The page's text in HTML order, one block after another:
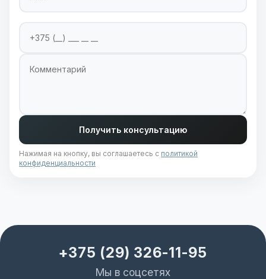
Получить консультацию
Нажимая на кнопку, вы соглашаетесь с политикой
конфиденциальности
+375 (29) 326-11-95
Мы в соцсетях